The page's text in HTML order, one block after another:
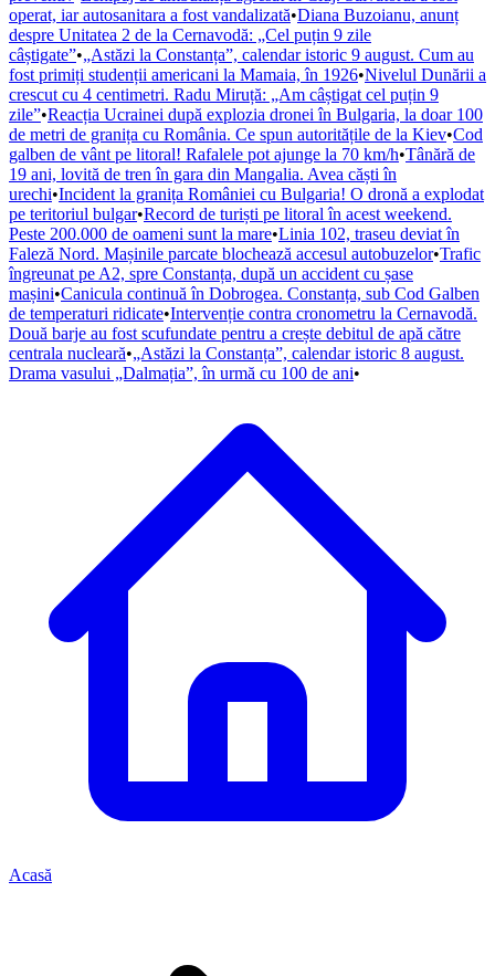
operat, iar autosanitara a fost vandalizată•Diana Buzoianu, anunț
despre Unitatea 2 de la Cernavodă: „Cel puțin 9 zile
câștigate”•„Astăzi la Constanța”, calendar istoric 9 august. Cum au
fost primiți studenții americani la Mamaia, în 1926•Nivelul Dunării a
crescut cu 4 centimetri. Radu Miruță: „Am câștigat cel puțin 9
zile”•Reacția Ucrainei după explozia dronei în Bulgaria, la doar 100
de metri de granița cu România. Ce spun autoritățile de la Kiev•Cod
galben de vânt pe litoral! Rafalele pot ajunge la 70 km/h•Tânără de
19 ani, lovită de tren în gara din Mangalia. Avea căști în
urechi•Incident la granița României cu Bulgaria! O dronă a explodat
pe teritoriul bulgar•Record de turiști pe litoral în acest weekend.
Peste 200.000 de oameni sunt la mare•Linia 102, traseu deviat în
Faleză Nord. Mașinile parcate blochează accesul autobuzelor•Trafic
îngreunat pe A2, spre Constanța, după un accident cu șase
mașini•Canicula continuă în Dobrogea. Constanța, sub Cod Galben
de temperaturi ridicate•Intervenție contra cronometru la Cernavodă.
Două barje au fost scufundate pentru a crește debitul de apă către
centrala nucleară•„Astăzi la Constanța”, calendar istoric 8 august.
Drama vasului „Dalmația”, în urmă cu 100 de ani•
Acasă